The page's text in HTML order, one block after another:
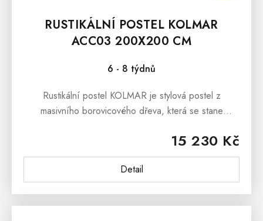
RUSTIKÁLNÍ POSTEL KOLMAR
ACC03 200X200 CM
6 - 8 týdnů
15 230 Kč
Detail
Rustikální postel KOLMAR je stylová postel z
masivního borovicového dřeva, která se stane
KOLMAR představuje nábytek inspirovaný
skandinávským...